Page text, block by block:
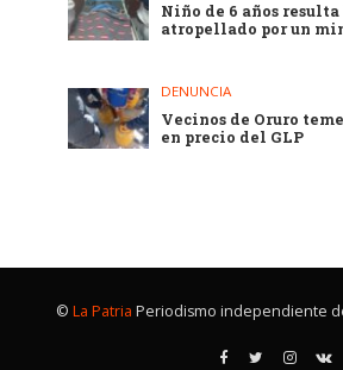
Niño de 6 años
atropellado por un
DENUNCIA
Vecinos de Oruro
en precio del GLP
© La Patria Periodismo independiente